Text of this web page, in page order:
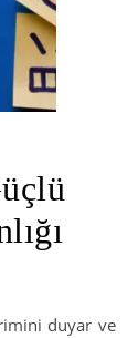
duyar ve